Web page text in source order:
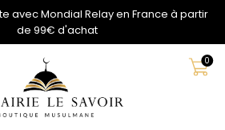
avec Mondial Relay en France à partir
de 99€ d'achat
0